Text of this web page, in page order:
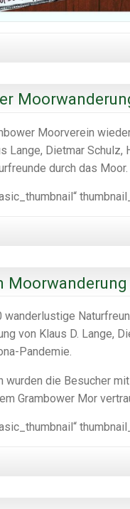
Moorverein
Lange, Dietmar
durch das Moor.
wanderlustige
von Klaus D. Lange,
Pandemie.
die Besucher
Grambower Mor